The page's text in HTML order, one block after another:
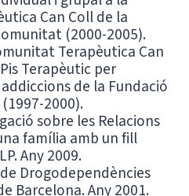
Can Coll de la
(2000-2005).
Terapèutica Can
Terapèutic per
de la Fundació
2000).
sobre les Relacions
família amb un fill
Any 2009.
Drogodependències
Barcelona. Any 2001.